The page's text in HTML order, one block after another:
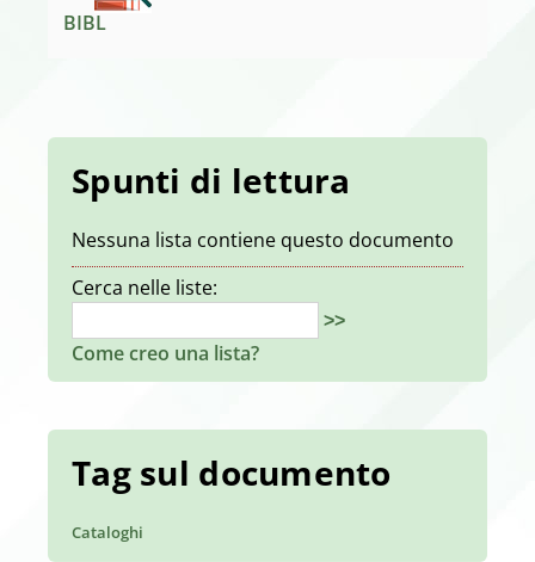
BIBL
Spunti di lettura
Nessuna lista contiene questo documento
Cerca nelle liste:
>>
Come creo una lista?
Tag sul documento
Cataloghi